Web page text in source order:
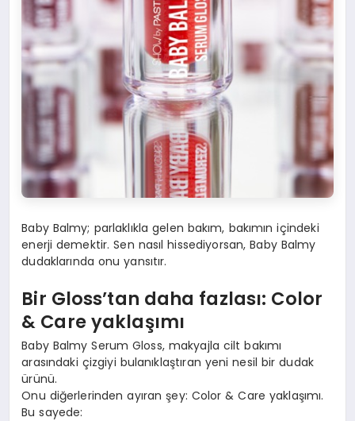
Baby Balmy; parlaklıkla gelen bakım, bakımın içindeki
enerji demektir. Sen nasıl hissediyorsan, Baby Balmy
dudaklarında onu yansıtır.
Bir Gloss’tan daha fazlası: Color
& Careyaklaşımı
Baby Balmy Serum Gloss, makyajla cilt bakımı
arasındaki çizgiyi bulanıklaştıran yeni nesil bir dudak
ürünü.
Onu diğerlerinden ayıran şey: Color & Care yaklaşımı.
Bu sayede: